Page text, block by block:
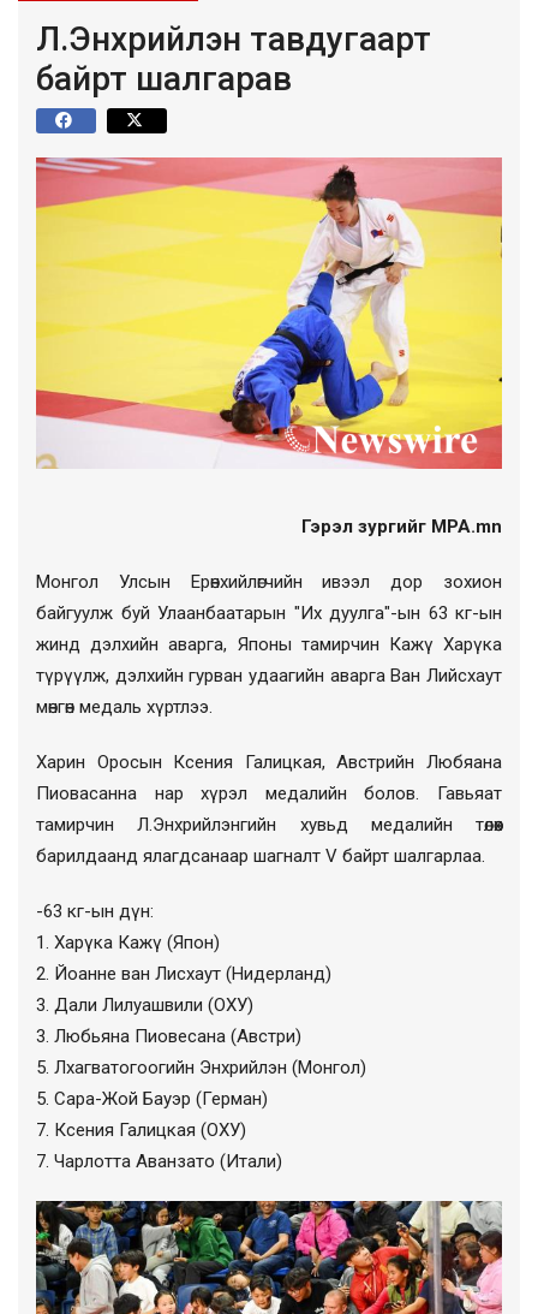
Л.Энхрийлэн тавдугаарт
байрт шалгарав
Гэрэл зургийг MPA.mn
Монгол Улсын Ерөнхийлөгчийн ивээл дор зохион
байгуулж буй Улаанбаатарын "Их дуулга"-ын 63 кг-ын
жинд дэлхийн аварга, Японы тамирчин Кажү Харүка
түрүүлж, дэлхийн гурван удаагийн аварга Ван Лийсхаут
мөнгөн медаль хүртлээ.
Харин Оросын Ксения Галицкая, Австрийн Любяана
Пиовасанна нар хүрэл медалийн болов. Гавьяат
тамирчин Л.Энхрийлэнгийн хувьд медалийн төлөөх
барилдаанд ялагдсанаар шагналт V байрт шалгарлаа.
-63 кг-ын дүн:
1. Харүка Кажү (Япон)
2. Йоанне ван Лисхаут (Нидерланд)
3. Дали Лилуашвили (ОХУ)
3. Любьяна Пиовесана (Австри)
5. Лхагватогоогийн Энхрийлэн (Монгол)
5. Сара-Жой Бауэр (Герман)
7. Ксения Галицкая (ОХУ)
7. Чарлотта Аванзато (Итали)